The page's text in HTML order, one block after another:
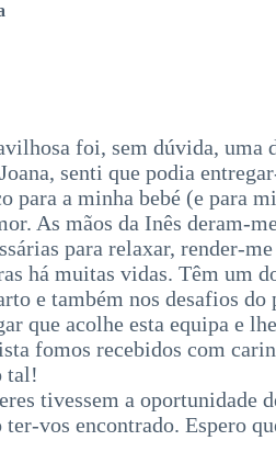
foi, sem dúvida, uma
senti que podia
para a minha bebé (e para
As mãos da Inês deram-
para relaxar, render-
há muitas vidas. Têm um
e também nos desafios do
que acolhe esta equipa e
fomos recebidos com
tal!
tivessem a oportunidade
vos encontrado. Espero